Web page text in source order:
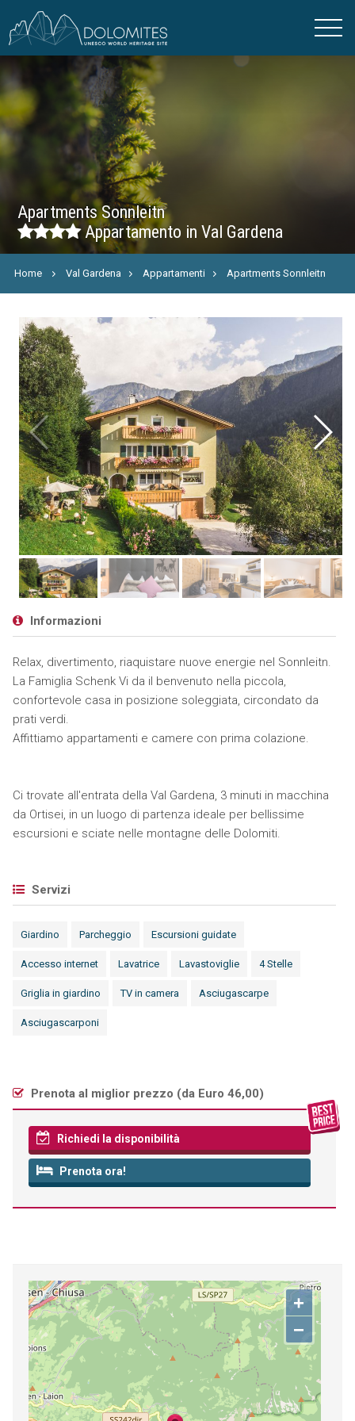
Apartments Sonnleitn
Appartamento in Val Gardena
Home Val Gardena Appartamenti Apartments Sonnleitn
Informazioni
Relax, divertimento, riaquistare nuove energie nel Sonnleitn.
La Famiglia Schenk Vi da il benvenuto nella piccola,
confortevole casa in posizione soleggiata, circondato da
prati verdi.
Affittiamo appartamenti e camere con prima colazione.
Ci trovate all'entrata della Val Gardena, 3 minuti in macchina
da Ortisei, in un luogo di partenza ideale per bellissime
escursioni e sciate nelle montagne delle Dolomiti.
Servizi
Giardino Parcheggio Escursioni guidate
Accesso internet Lavatrice Lavastoviglie 4 Stelle
Griglia in giardino TV in camera Asciugascarpe
Asciugascarponi
Prenota al miglior prezzo (da Euro 46,00)
Richiedi la disponibilità
Prenota ora!
+
−